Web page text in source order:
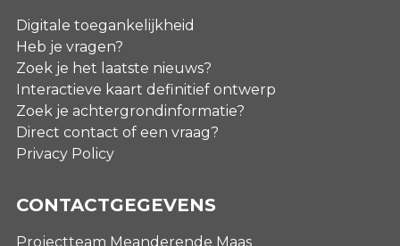
Digitale toegankelijkheid
Heb je vragen?
Zoek je het laatste nieuws?
Interactieve kaart definitief ontwerp
Zoek je achtergrondinformatie?
Direct contact of een vraag?
Privacy Policy
CONTACTGEGEVENS
Projectteam Meanderende Maas